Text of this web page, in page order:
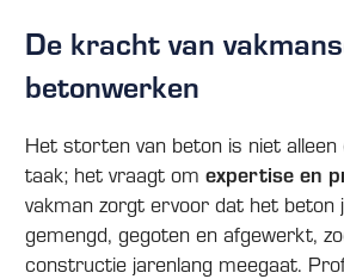
De kracht van
betonwerken
Het storten van beton is niet
taak; het vraagt om expertise en
vakman zorgt ervoor dat het beton
gemengd, gegoten en afgewerkt,
constructie jarenlang meegaat.